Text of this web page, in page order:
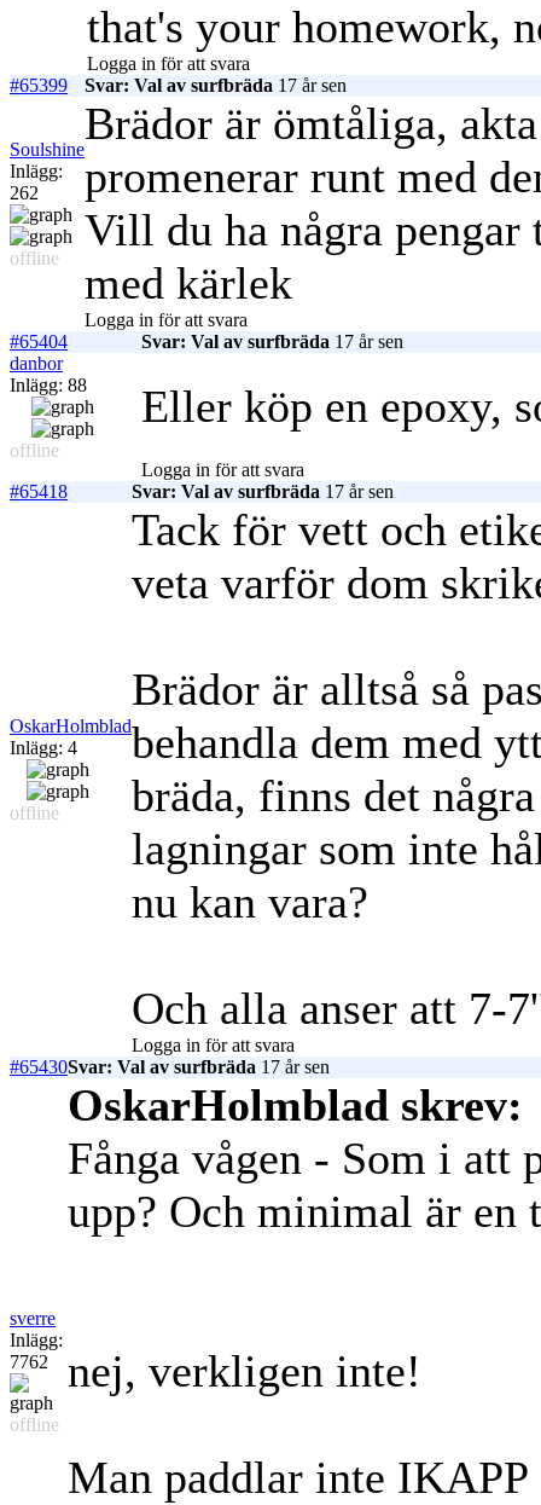
that's your homework,
Logga in för att svara
#65399
Svar: Val av surfbräda 17 år sen
Soulshine
Inlägg:
262
offline
Brädor är ömtåliga,
promenerar runt med
Vill du ha några pengar
med kärlek
Logga in för att svara
#65404
Svar: Val av surfbräda 17 år sen
danbor
Inlägg: 88
offline
Eller köp en epoxy,
Logga in för att svara
#65418
Svar: Val av surfbräda 17 år sen
OskarHolmblad
Inlägg: 4
offline
Tack för vett och
veta varför dom
Brädor är alltså så
behandla dem med
bräda, finns det
lagningar som inte
nu kan vara?
Och alla anser att 7-
Logga in för att svara
#65430Svar: Val av surfbräda 17 år sen
sverre
Inlägg:
7762
offline
OskarHolmblad skrev:
Fånga vågen - Som i att
upp? Och minimal är en
nej, verkligen inte!
Man paddlar inte IKAPP